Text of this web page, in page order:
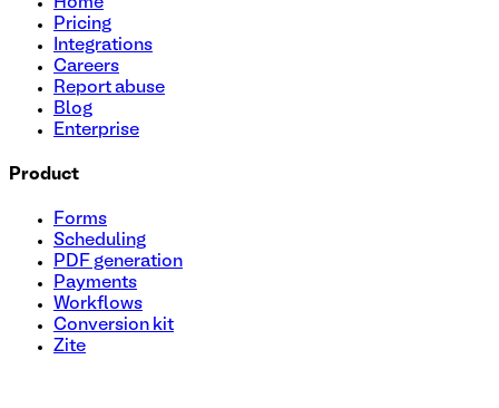
Pricing
Integrations
Careers
Report abuse
Blog
Enterprise
Product
Forms
Scheduling
PDF generation
Payments
Workflows
Conversion kit
Zite